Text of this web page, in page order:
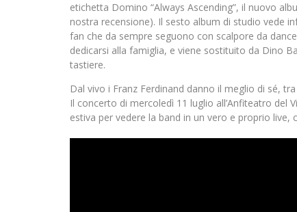
etichetta Domino “Always Ascending”, il nuovo
nostra recensione). Il sesto album di studio vede
fan che da sempre seguono con scalpore da
dedicarsi alla famiglia, e viene sostituito da Dino
tastiere.
Dal vivo i Franz Ferdinand danno il meglio di sé,
Il concerto di mercoledì 11 luglio all’Anfiteatro del
estiva per vedere la band in un vero e proprio live,